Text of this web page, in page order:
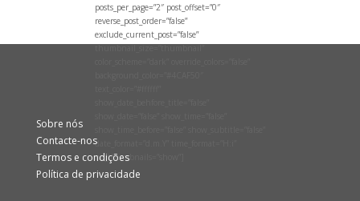
posts_per_page=”2″ post_offset=”0″
reverse_post_order=”false”
exclude_current_post=”false”
thumbnail_size=”thumbnail”
date_format=”d.m.Y” time_format=”H:i”
no_thumbnails=”show”]
Sobre nós
Contacte-nos
Termos e condições
Política de privacidade